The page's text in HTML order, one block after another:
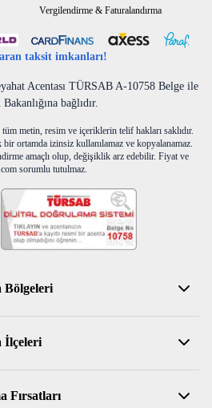
Vergilendirme & Faturalandırma
taksit imkanları!
Acentası TÜRSAB A-10758 Belge ile
bağlıdır.
metin, resim ve içeriklerin telif hakları saklıdır.
ortamda izinsiz kullanılamaz ve kopyalanamaz.
amaçlı olup, değişiklik arz edebilir. Fiyat ve
sorumlu tutulmaz.
Bölgeleri
İlçeleri
Fırsatları